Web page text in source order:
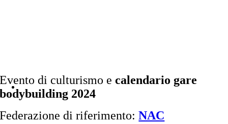
Evento di culturismo ecalendario gare
bodybuilding 2024
Federazione di riferimento:NAC